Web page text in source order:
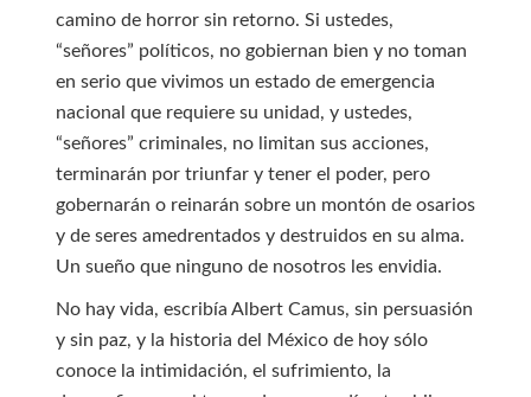
camino de horror sin retorno. Si ustedes,
“señores” políticos, no gobiernan bien y no toman
en serio que vivimos un estado de emergencia
nacional que requiere su unidad, y ustedes,
“señores” criminales, no limitan sus acciones,
terminarán por triunfar y tener el poder, pero
gobernarán o reinarán sobre un montón de osarios
y de seres amedrentados y destruidos en su alma.
Un sueño que ninguno de nosotros les envidia.
No hay vida, escribía Albert Camus, sin persuasión
y sin paz, y la historia del México de hoy sólo
conoce la intimidación, el sufrimiento, la